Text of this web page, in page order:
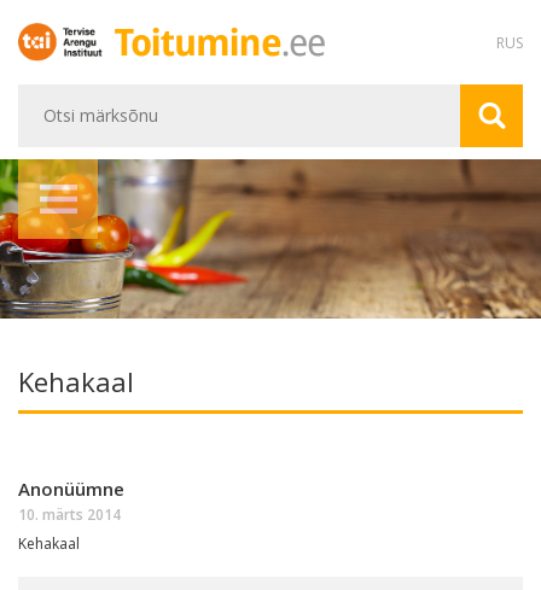
RUS
Kehakaal
Anonüümne
10. märts 2014
Kehakaal